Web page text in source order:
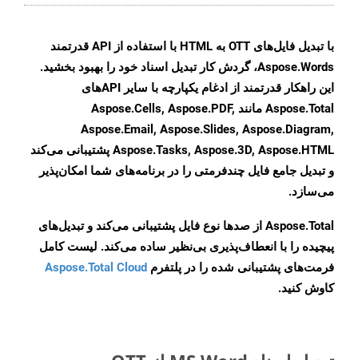
با تبدیل فایل‌های OTT به HTML با استفاده از API قدرتمند
Aspose.Words، گردش کار تبدیل اسناد خود را بهبود بخشید.
این راهکار قدرتمند از ادغام یکپارچه با سایر APIهای
Aspose.Total مانند Aspose.Cells, Aspose.PDF,
Aspose.Email, Aspose.Slides, Aspose.Diagram,
Aspose.Tasks, Aspose.3D, Aspose.HTML پشتیبانی می‌کند
و تبدیل جامع فایل چندفرمتی را در برنامه‌های شما امکان‌پذیر
می‌سازد.
Aspose.Total از صدها نوع فایل پشتیبانی می‌کند و تبدیل‌های
پیچیده را با انعطاف‌پذیری بی‌نظیر ساده می‌کند. لیست کامل
فرمت‌های پشتیبانی شده را در پلتفرم Aspose.Total Cloud
کاوش کنید.